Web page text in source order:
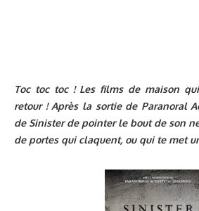
Toc toc toc ! Les films de maison
retour ! Après la sortie de Paranoral
de Sinister de pointer le bout de son
de portes qui claquent, ou qui te met